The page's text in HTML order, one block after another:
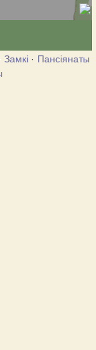
Замкі · Пансіянаты